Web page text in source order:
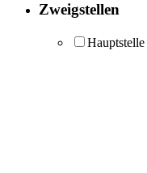
Zweigstellen
Hauptstelle